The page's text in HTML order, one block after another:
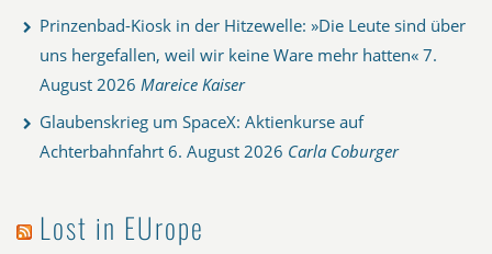
Prinzenbad-Kiosk in der Hitzewelle: »Die Leute sind über
uns hergefallen, weil wir keine Ware mehr hatten« 7.
August 2026 Mareice Kaiser
Glaubenskrieg um SpaceX: Aktienkurse auf
Achterbahnfahrt 6. August 2026 Carla Coburger
Lost in EUrope